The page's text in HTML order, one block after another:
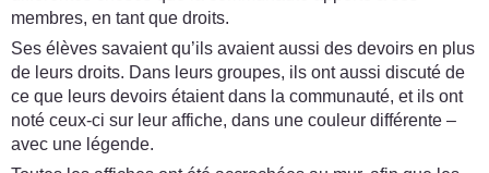
membres, en tant que droits.
Ses élèves savaient qu’ils avaient aussi des devoirs en plus
de leurs droits. Dans leurs groupes, ils ont aussi discuté de
ce que leurs devoirs étaient dans la communauté, et ils ont
noté ceux-ci sur leur affiche, dans une couleur différente –
avec une légende.